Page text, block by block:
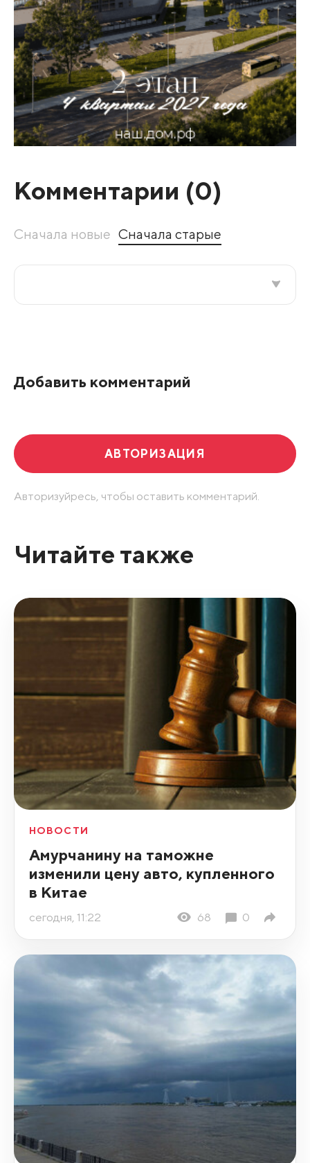
Комментарии (0)
Сначала новые Сначала старые
Добавить комментарий
АВТОРИЗАЦИЯ
Авторизуйресь, чтобы оставить комментарий.
Читайте также
НОВОСТИ
Амурчанину на таможне
изменили цену авто, купленного
в Китае
сегодня, 11:22 68 0